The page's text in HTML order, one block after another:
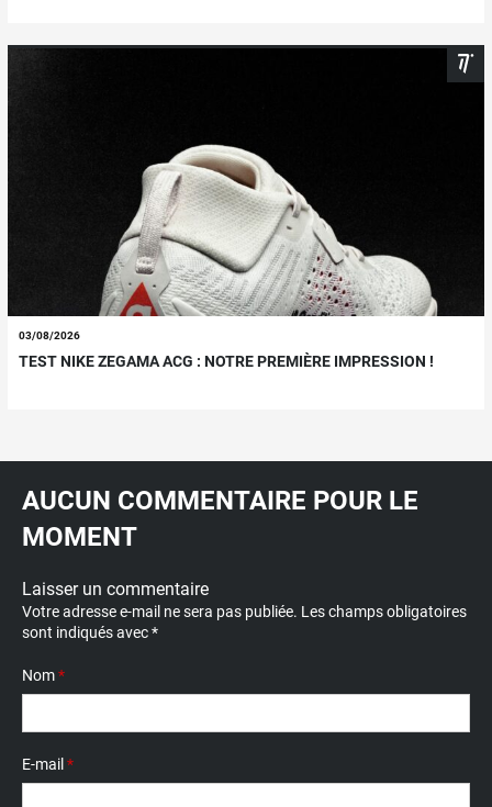
03/08/2026
TEST NIKE ZEGAMA ACG : NOTRE PREMIÈRE IMPRESSION !
AUCUN COMMENTAIRE POUR LE
MOMENT
Laisser un commentaire
Votre adresse e-mail ne sera pas publiée. Les champs obligatoires
sont indiqués avec*
Nom*
E-mail *